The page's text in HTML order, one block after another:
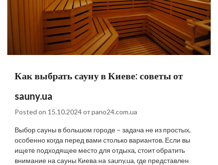
Как выбрать сауну в Киеве: советы от
sauny.ua
Posted on 15.10.2024отpano24.com.ua
Выбор сауны в большом городе – задача не из простых,
особенно когда перед вами столько вариантов. Если вы
ищете подходящее место для отдыха, стоит обратить
внимание на сауны Киева на sauny.ua, где представлен